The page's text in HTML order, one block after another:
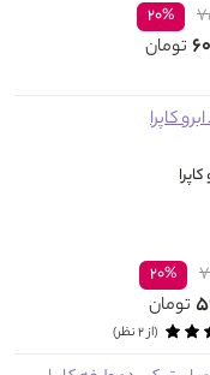
۲۰%
تومان
۲۰%
تومان
(از ۲ نظر)